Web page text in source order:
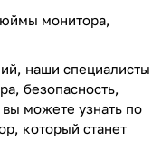
монитора,
наши специалисты
безопасность,
можете узнать по
который станет